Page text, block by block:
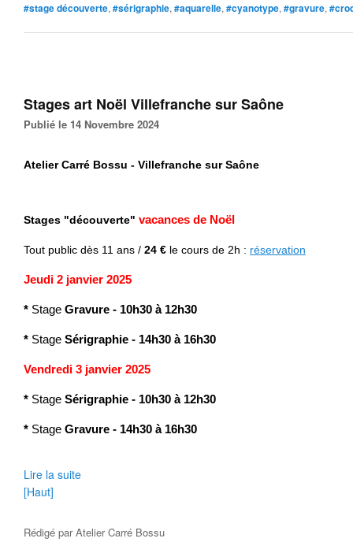
#stage découverte, #sérigraphie, #aquarelle, #cyanotype, #gravure,
Stages art Noël Villefranche sur Saône
Publié le 14 Novembre 2024
Atelier Carré Bossu - Villefranche sur Saône
Stages "découverte" vacances de Noël
Tout public dès 11 ans / 24 € le cours de 2h : réservation
Jeudi 2 janvier 2025
* Stage Gravure - 10h30 à 12h30
* Stage Sérigraphie - 14h30 à 16h30
Vendredi 3 janvier 2025
* Stage Sérigraphie - 10h30 à 12h30
* Stage Gravure - 14h30 à 16h30
Lire la suite
[Haut]
Rédigé parAtelier Carré Bossu